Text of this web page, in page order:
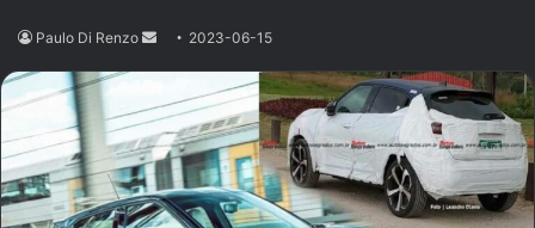
Paulo Di Renzo
Send
email
2023-06-15